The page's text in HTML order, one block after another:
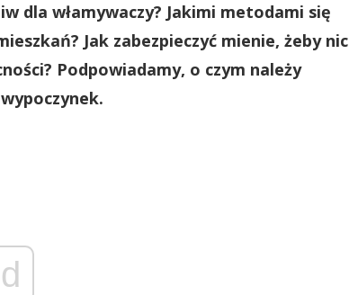
dla włamywaczy? Jakimi metodami się
Jak zabezpieczyć mienie, żeby nic
Podpowiadamy, o czym należy